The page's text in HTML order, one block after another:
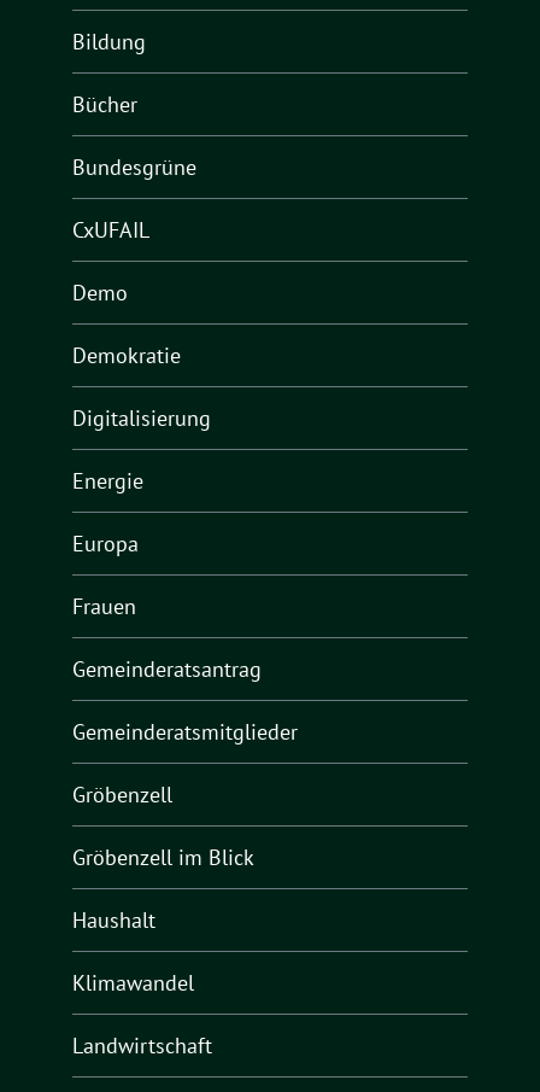
Bildung
Bücher
Bundesgrüne
CxUFAIL
Demo
Demokratie
Digitalisierung
Energie
Europa
Frauen
Gemeinderatsantrag
Gemeinderatsmitglieder
Gröbenzell
Gröbenzell im Blick
Haushalt
Klimawandel
Landwirtschaft